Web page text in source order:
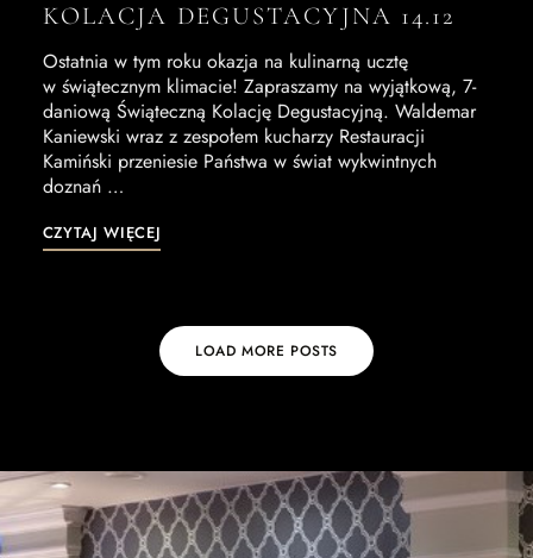
KOLACJA DEGUSTACYJNA 14.12
Ostatnia w tym roku okazja na kulinarną ucztę
w świątecznym klimacie! Zapraszamy na wyjątkową, 7-
daniową Świąteczną Kolację Degustacyjną. Waldemar
Kaniewski wraz z zespołem kucharzy Restauracji
Kamiński przeniesie Państwa w świat wykwintnych
doznań …
CZYTAJ WIĘCEJ
LOAD MORE POSTS